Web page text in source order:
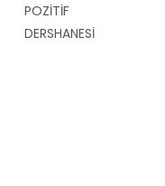
POZİTİF
DERSHANESİ